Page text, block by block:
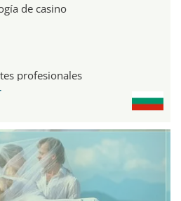
de casino
profesionales